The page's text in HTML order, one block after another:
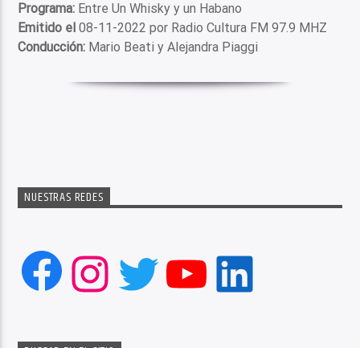
Programa: Entre Un Whisky y un Habano
Emitido el08-11-2022 por Radio Cultura FM 97.9 MHZ
Conducción: Mario Beati y Alejandra Piaggi
NUESTRAS REDES
Facebook
Instagram
Twitter
YouTube
LinkedIn